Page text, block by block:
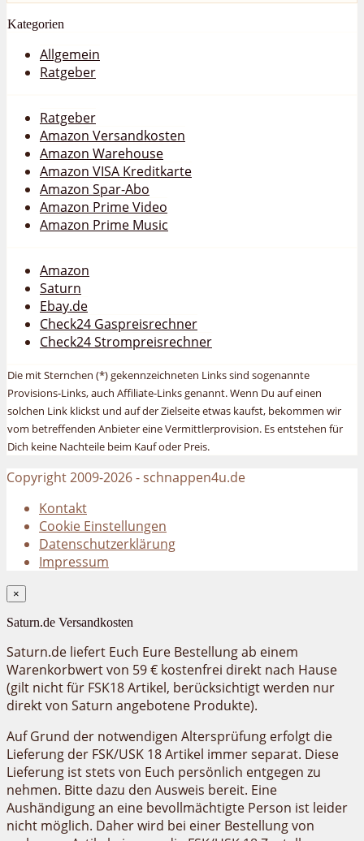
Kategorien
Allgemein
Ratgeber
Ratgeber
Amazon Versandkosten
Amazon Warehouse
Amazon VISA Kreditkarte
Amazon Spar-Abo
Amazon Prime Video
Amazon Prime Music
Amazon
Saturn
Ebay.de
Check24 Gaspreisrechner
Check24 Strompreisrechner
Die mit Sternchen (*) gekennzeichneten Links sind sogenannte
Provisions-Links, auch Affiliate-Links genannt. Wenn Du auf einen
solchen Link klickst und auf der Zielseite etwas kaufst, bekommen wir
vom betreffenden Anbieter eine Vermittlerprovision. Es entstehen für
Dich keine Nachteile beim Kauf oder Preis.
Copyright 2009-2026 - schnappen4u.de
Kontakt
Cookie Einstellungen
Datenschutzerklärung
Impressum
×
Saturn.de Versandkosten
Saturn.de liefert Euch Eure Bestellung ab einem
Warenkorbwert von 59 € kostenfrei direkt nach Hause
(gilt nicht für FSK18 Artikel, berücksichtigt werden nur
direkt von Saturn angebotene Produkte).
Auf Grund der notwendigen Altersprüfung erfolgt die
Lieferung der FSK/USK 18 Artikel immer separat. Diese
Lieferung ist stets von Euch persönlich entgegen zu
nehmen. Bitte dazu den Ausweis bereit. Eine
Aushändigung an eine bevollmächtigte Person ist leider
nicht möglich. Daher wird bei einer Bestellung von